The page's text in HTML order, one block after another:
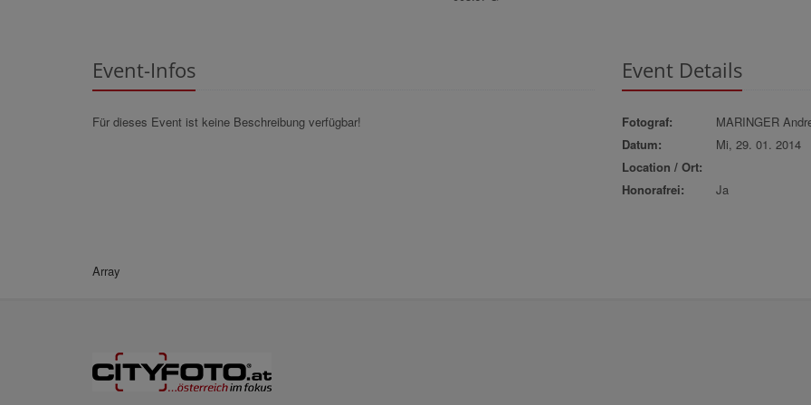
Event-Infos
Für dieses Event ist keine Beschreibung verfügbar!
Event Details
Fotograf:
MARINGER
Datum:
Mi, 29. 01. 2014
Location / Ort:
Honorafrei:
Ja
Array